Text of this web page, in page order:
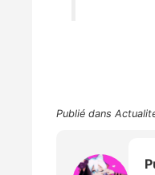
Publié dans